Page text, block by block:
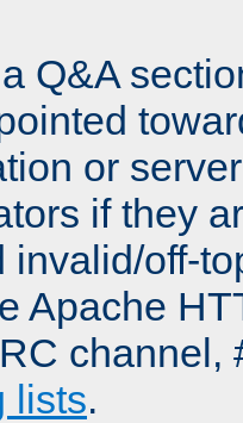
Q&A
or
if they
invalid/off-
Apache
channel,
lists.